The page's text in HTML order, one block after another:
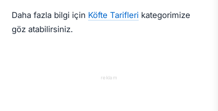
Daha fazla bilgi için Köfte Tarifleri kategorimize
göz atabilirsiniz.
reklam